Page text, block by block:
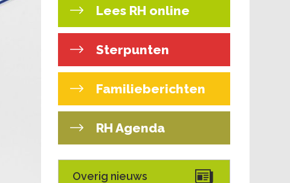
Lees RH online
Sterpunten
Familieberichten
RH Agenda
Overig nieuws